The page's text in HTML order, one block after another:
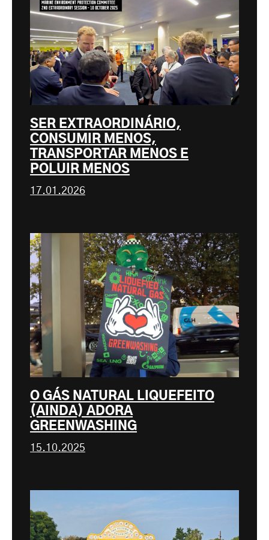
SER EXTRAORDINÁRIO,
CONSUMIR MENOS,
TRANSPORTAR MENOS E
POLUIR MENOS
17.01.2026
O GÁS NATURAL LIQUEFEITO
(AINDA) ADORA
GREENWASHING
15.10.2025